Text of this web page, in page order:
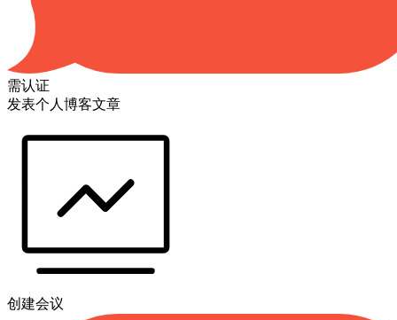
需认证
发表个人博客文章
创建会议